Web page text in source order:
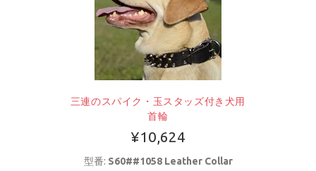
三連のスパイク・玉スタッズ付き犬用
首輪
¥10,624
型番: S60##1058 Leather Collar